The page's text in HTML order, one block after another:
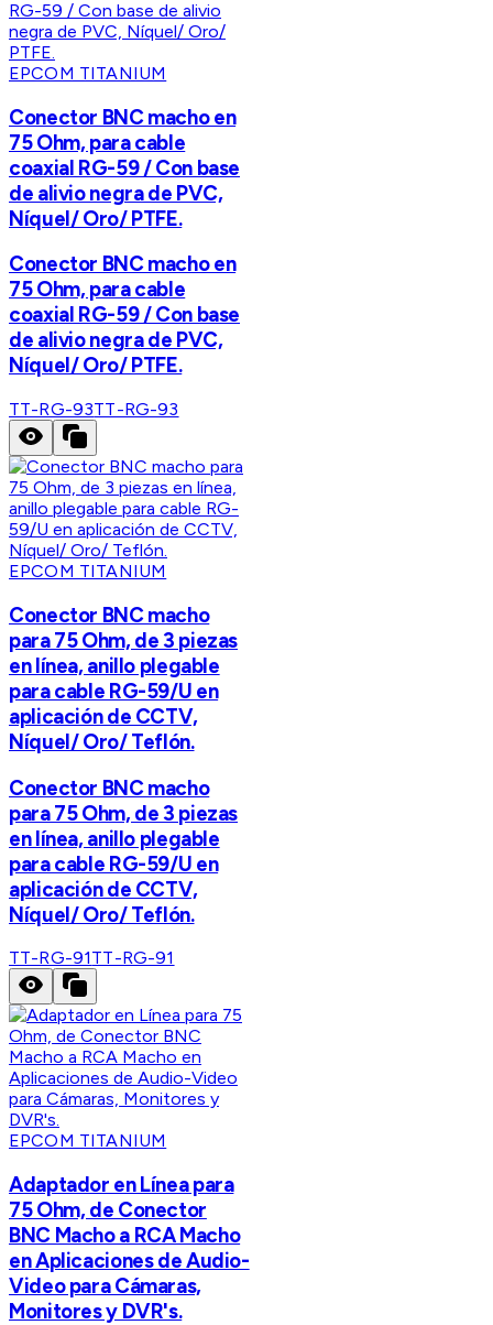
EPCOM TITANIUM
Conector BNC macho en
75 Ohm, para cable
coaxial RG-59 / Con base
de alivio negra de PVC,
Níquel/ Oro/ PTFE.
Conector BNC macho en
75 Ohm, para cable
coaxial RG-59 / Con base
de alivio negra de PVC,
Níquel/ Oro/ PTFE.
TT-RG-93TT-RG-93
EPCOM TITANIUM
Conector BNC macho
para 75 Ohm, de 3 piezas
en línea, anillo plegable
para cable RG-59/U en
aplicación de CCTV,
Níquel/ Oro/ Teflón.
Conector BNC macho
para 75 Ohm, de 3 piezas
en línea, anillo plegable
para cable RG-59/U en
aplicación de CCTV,
Níquel/ Oro/ Teflón.
TT-RG-91TT-RG-91
EPCOM TITANIUM
Adaptador en Línea para
75 Ohm, de Conector
BNC Macho a RCA Macho
en Aplicaciones de Audio-
Video para Cámaras,
Monitores y DVR's.